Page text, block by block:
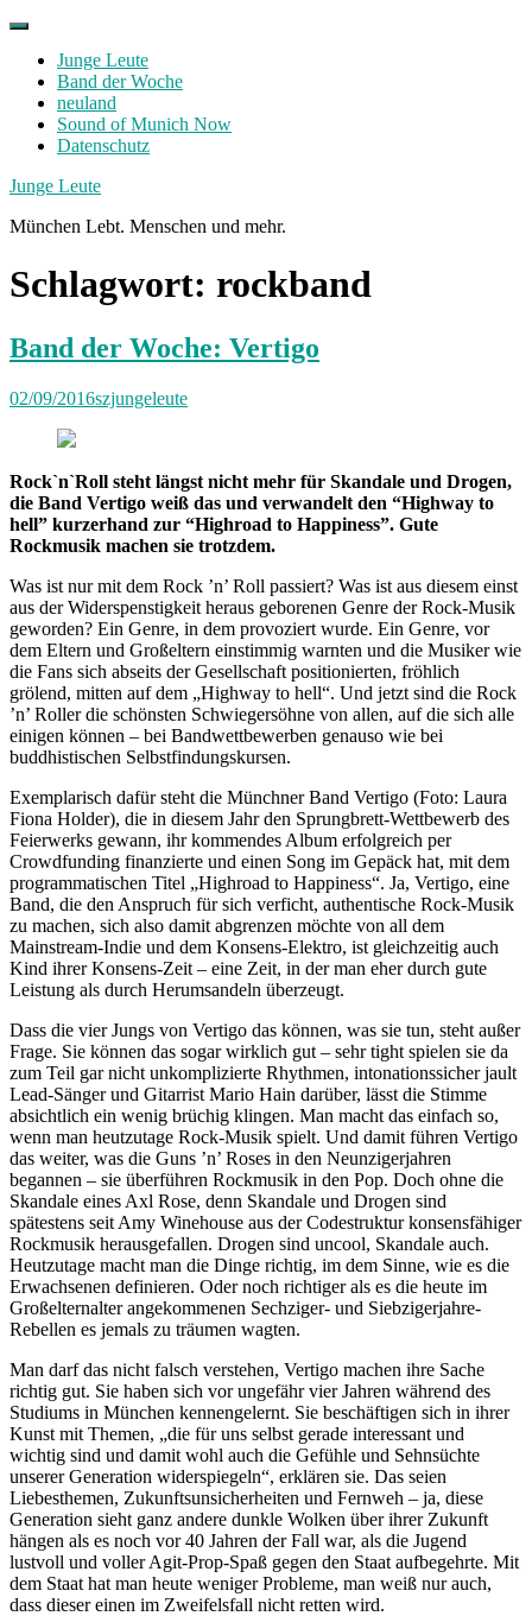
Skip
contentJunge Leute
Band der Woche
neuland
Sound of Munich Now
Datenschutz
Facebook
Twitter
Instagram
Junge Leute
München Lebt. Menschen und mehr.
Schlagwort: rockband
Band der Woche: Vertigo
02/09/2016szjungeleute
Rock`n`Roll steht längst nicht mehr für Skandale und Drogen,
die Band Vertigo weiß das und verwandelt den “Highway to
hell” kurzerhand zur “Highroad to Happiness”. Gute
Rockmusik machen sie trotzdem.
Was ist nur mit dem Rock ’n’ Roll passiert? Was ist aus diesem einst
aus der Widerspenstigkeit heraus geborenen Genre der Rock-Musik
geworden? Ein Genre, in dem provoziert wurde. Ein Genre, vor
dem Eltern und Großeltern einstimmig warnten und die Musiker wie
die Fans sich abseits der Gesellschaft positionierten, fröhlich
grölend, mitten auf dem „Highway to hell“. Und jetzt sind die Rock
’n’ Roller die schönsten Schwiegersöhne von allen, auf die sich alle
einigen können – bei Bandwettbewerben genauso wie bei
buddhistischen Selbstfindungskursen.
Exemplarisch dafür steht die Münchner Band Vertigo (Foto: Laura
Fiona Holder), die in diesem Jahr den Sprungbrett-Wettbewerb des
Feierwerks gewann, ihr kommendes Album erfolgreich per
Crowdfunding finanzierte und einen Song im Gepäck hat, mit dem
programmatischen Titel „Highroad to Happiness“. Ja, Vertigo, eine
Band, die den Anspruch für sich verficht, authentische Rock-Musik
zu machen, sich also damit abgrenzen möchte von all dem
Mainstream-Indie und dem Konsens-Elektro, ist gleichzeitig auch
Kind ihrer Konsens-Zeit – eine Zeit, in der man eher durch gute
Leistung als durch Herumsandeln überzeugt.
Dass die vier Jungs von Vertigo das können, was sie tun, steht außer
Frage. Sie können das sogar wirklich gut – sehr tight spielen sie da
zum Teil gar nicht unkomplizierte Rhythmen, intonationssicher jault
Lead-Sänger und Gitarrist Mario Hain darüber, lässt die Stimme
absichtlich ein wenig brüchig klingen. Man macht das einfach so,
wenn man heutzutage Rock-Musik spielt. Und damit führen Vertigo
das weiter, was die Guns ’n’ Roses in den Neunzigerjahren
begannen – sie überführen Rockmusik in den Pop. Doch ohne die
Skandale eines Axl Rose, denn Skandale und Drogen sind
spätestens seit Amy Winehouse aus der Codestruktur konsensfähiger
Rockmusik herausgefallen. Drogen sind uncool, Skandale auch.
Heutzutage macht man die Dinge richtig, im dem Sinne, wie es die
Erwachsenen definieren. Oder noch richtiger als es die heute im
Großelternalter angekommenen Sechziger- und Siebzigerjahre-
Rebellen es jemals zu träumen wagten.
Man darf das nicht falsch verstehen, Vertigo machen ihre Sache
richtig gut. Sie haben sich vor ungefähr vier Jahren während des
Studiums in München kennengelernt. Sie beschäftigen sich in ihrer
Kunst mit Themen, „die für uns selbst gerade interessant und
wichtig sind und damit wohl auch die Gefühle und Sehnsüchte
unserer Generation widerspiegeln“, erklären sie. Das seien
Liebesthemen, Zukunftsunsicherheiten und Fernweh – ja, diese
Generation sieht ganz andere dunkle Wolken über ihrer Zukunft
hängen als es noch vor 40 Jahren der Fall war, als die Jugend
lustvoll und voller Agit-Prop-Spaß gegen den Staat aufbegehrte. Mit
dem Staat hat man heute weniger Probleme, man weiß nur auch,
dass dieser einen im Zweifelsfall nicht retten wird.